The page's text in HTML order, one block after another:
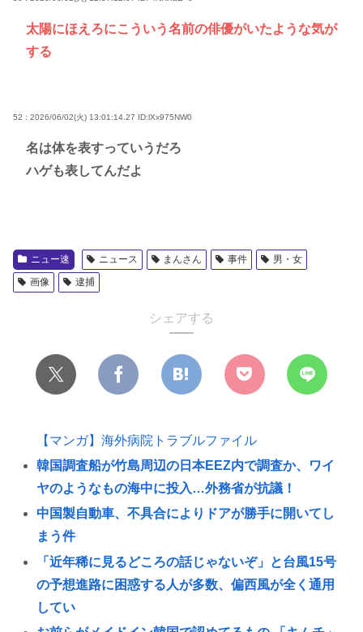
太陽にほえろにこういう名前の俳優がいたような気が
する
52 : 2026/06/02(火) 13:01:14.27 ID:lXx975NW0
名は体を表すっていうだろ
ハゲも表してんだよ
ニュー速 ニュース まんさん 事件
男・女
画像
逮捕
シェアする
【マンガ】海外病院トラブルファイル
韓国調査船が竹島周辺の日本EEZ内で調査か、ワイ
ヤのようなもの海中に投入…外務省が抗議！
中国製自動車、不具合によりドアが勝手に開いてし
まう件
「近年稀に見るどころの話じゃないぞ」と台風15号
の予想進路に困惑する人が多数、偏西風が全く通用
してい